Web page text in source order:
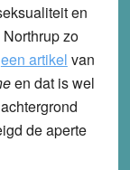
en
zo
een artikel van
en dat is wel
de aperte